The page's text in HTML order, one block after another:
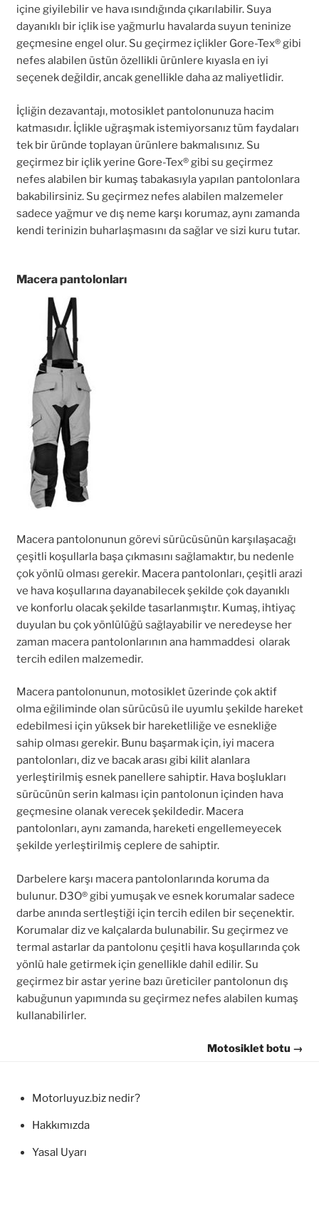
içine giyilebilir ve hava ısındığında çıkarılabilir. Suya
dayanıklı bir içlik ise yağmurlu havalarda suyun teninize
geçmesine engel olur. Su geçirmez içlikler Gore-Tex® gibi
nefes alabilen üstün özellikli ürünlere kıyasla en iyi
seçenek değildir, ancak genellikle daha az maliyetlidir.
İçliğin dezavantajı, motosiklet pantolonunuza hacim
katmasıdır. İçlikle uğraşmak istemiyorsanız tüm faydaları
tek bir üründe toplayan ürünlere bakmalısınız. Su
geçirmez bir içlik yerine Gore-Tex® gibi su geçirmez
nefes alabilen bir kumaş tabakasıyla yapılan pantolonlara
bakabilirsiniz. Su geçirmez nefes alabilen malzemeler
sadece yağmur ve dış neme karşı korumaz, aynı zamanda
kendi terinizin buharlaşmasını da sağlar ve sizi kuru tutar.
Macera pantolonları
Macera pantolonunun görevi sürücüsünün karşılaşacağı
çeşitli koşullarla başa çıkmasını sağlamaktır, bu nedenle
çok yönlü olması gerekir. Macera pantolonları, çeşitli arazi
ve hava koşullarına dayanabilecek şekilde çok dayanıklı
ve konforlu olacak şekilde tasarlanmıştır. Kumaş, ihtiyaç
duyulan bu çok yönlülüğü sağlayabilir ve neredeyse her
zaman macera pantolonlarının ana hammaddesi olarak
tercih edilen malzemedir.
Macera pantolonunun, motosiklet üzerinde çok aktif
olma eğiliminde olan sürücüsü ile uyumlu şekilde hareket
edebilmesi için yüksek bir hareketliliğe ve esnekliğe
sahip olması gerekir. Bunu başarmak için, iyi macera
pantolonları, diz ve bacak arası gibi kilit alanlara
yerleştirilmiş esnek panellere sahiptir. Hava boşlukları
sürücünün serin kalması için pantolonun içinden hava
geçmesine olanak verecek şekildedir. Macera
pantolonları, aynı zamanda, hareketi engellemeyecek
şekilde yerleştirilmiş ceplere de sahiptir.
Darbelere karşı macera pantolonlarında koruma da
bulunur. D3O® gibi yumuşak ve esnek korumalar sadece
darbe anında sertleştiği için tercih edilen bir seçenektir.
Korumalar diz ve kalçalarda bulunabilir. Su geçirmez ve
termal astarlar da pantolonu çeşitli hava koşullarında çok
yönlü hale getirmek için genellikle dahil edilir. Su
geçirmez bir astar yerine bazı üreticiler pantolonun dış
kabuğunun yapımında su geçirmez nefes alabilen kumaş
kullanabilirler.
Motosiklet botu →
Motorluyuz.biz nedir?
Hakkımızda
Yasal Uyarı